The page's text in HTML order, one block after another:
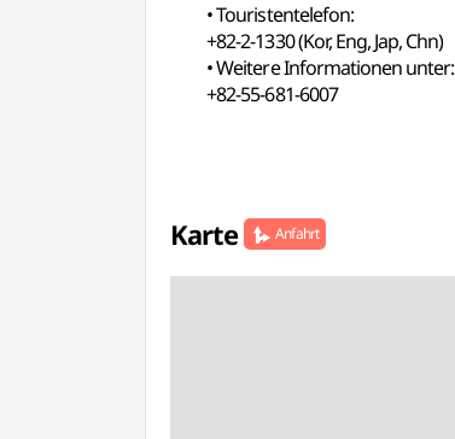
• Touristentelefon:
+82-2-1330 (Kor, Eng, Jap, Chn)
• Weitere Informationen unter:
+82-55-681-6007
Karte Anfahrt